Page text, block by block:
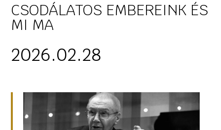
CSODÁLATOS EMBEREINK ÉS
MI MA
2026.02.28